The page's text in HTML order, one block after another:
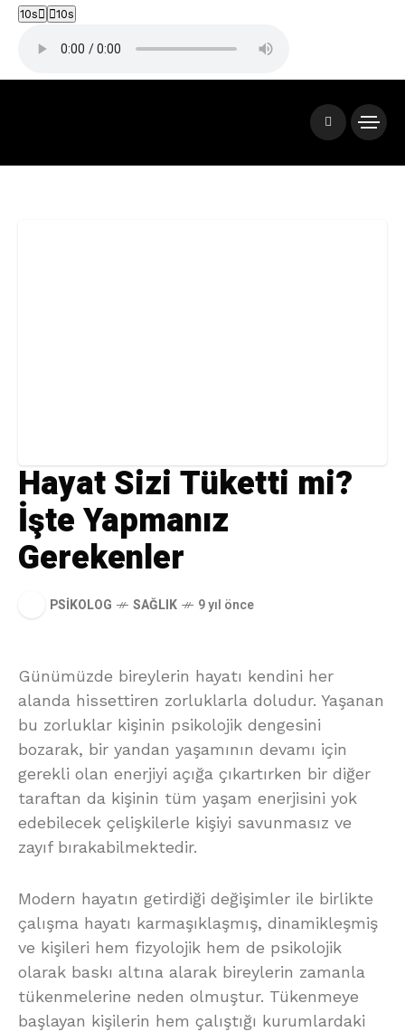
10s 10s
Hayat Sizi Tüketti mi?
İşte Yapmanız
Gerekenler
PSIKOLOG SAĞLIK 9 yıl önce
Günümüzde bireylerin hayatı kendini her
alanda hissettiren zorluklarla doludur. Yaşanan
bu zorluklar kişinin psikolojik dengesini
bozarak, bir yandan yaşamının devamı için
gerekli olan enerjiyi açığa çıkartırken bir diğer
taraftan da kişinin tüm yaşam enerjisini yok
edebilecek çelişkilerle kişiyi savunmasız ve
zayıf bırakabilmektedir.
Modern hayatın getirdiği değişimler ile birlikte
çalışma hayatı karmaşıklaşmış, dinamikleşmiş
ve kişileri hem fizyolojik hem de psikolojik
olarak baskı altına alarak bireylerin zamanla
tükenmelerine neden olmuştur. Tükenmeye
başlayan kişilerin hem çalıştığı kurumlardaki